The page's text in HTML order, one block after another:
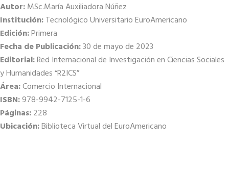
Autor:MSc.María Auxiliadora Núñez
Institución:Tecnológico Universitario EuroAmericano
Edición:Primera
Fecha de Publicación:30 de mayo de 2023
Editorial:Red Internacional de Investigación en Ciencias Sociales
y Humanidades “R2ICS”
Área:Comercio Internacional
ISBN:978-9942-7125-1-6
Páginas:228
Ubicación:Biblioteca Virtual del EuroAmericano